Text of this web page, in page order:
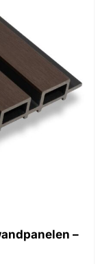
–